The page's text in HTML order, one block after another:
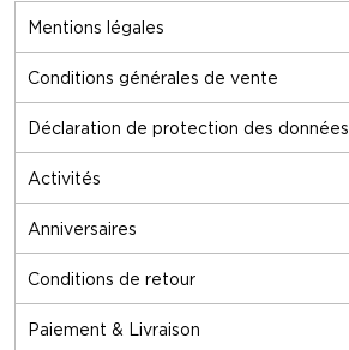
Mentions légales
Conditions générales de vente
Déclaration de protection des données
Activités
Anniversaires
Conditions de retour
Paiement & Livraison